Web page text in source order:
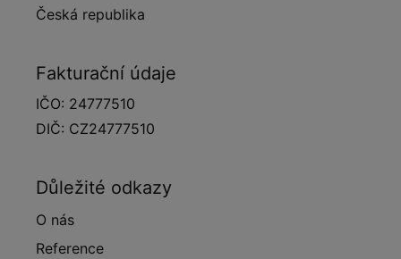
Česká republika
Fakturační údaje
IČO: 24777510
DIČ: CZ24777510
Důležité odkazy
O nás
Reference